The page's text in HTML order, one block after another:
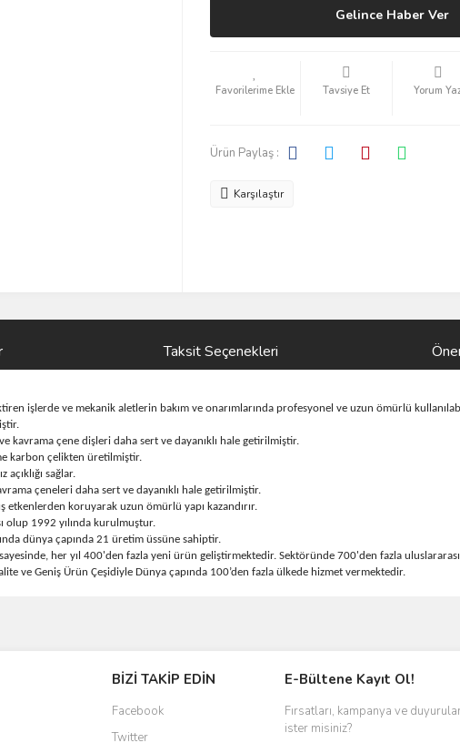
Gelince Haber Ver
Tavsiye Et Yorum
Ürün Paylaş :
Karşılaştır
Taksit Seçenekleri
işlerde ve mekanik aletlerin bakım ve onarımlarında profesyonel ve uzun ömürlü
kavrama çene dişleri daha sert ve dayanıklı hale getirilmiştir.
karbon çelikten üretilmiştir.
sağlar.
çeneleri daha sert ve dayanıklı hale getirilmiştir.
koruyarak uzun ömürlü yapı kazandırır.
olup 1992 yılında kurulmuştur.
dünya çapında 21 üretim üssüne sahiptir.
her yıl 400'den fazla yeni ürün geliştirmektedir. Sektöründe 700'den fazla
ve Geniş Ürün Çeşidiyle Dünya çapında 100’den fazla ülkede hizmet vermektedir.
BİZİ TAKİP EDİN
Facebook
Twitter
E-Bültene Kayıt Ol!
Fırsatları, kampanya ve
ister misiniz?